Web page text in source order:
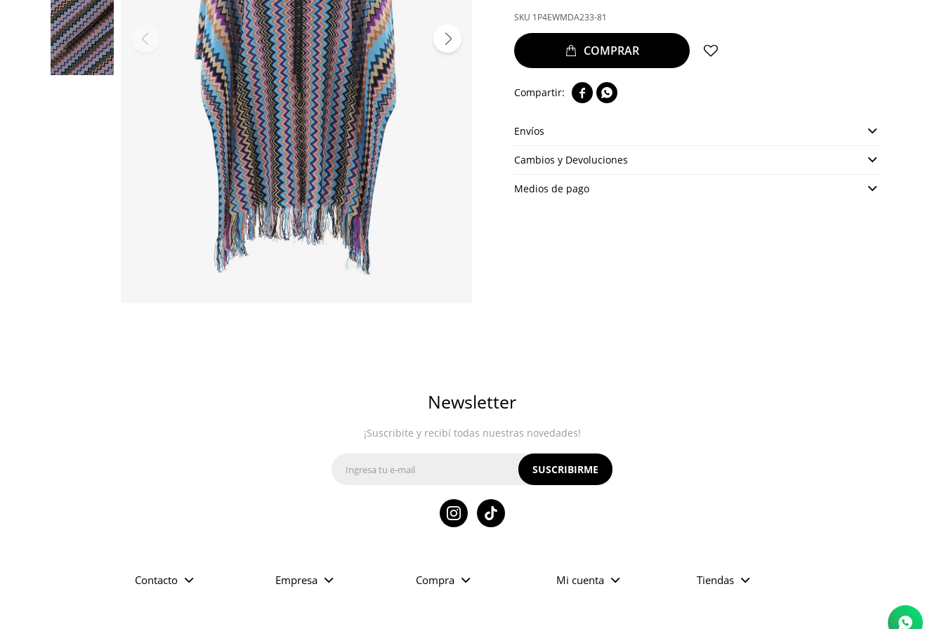
1P4EWMDA233-81
 
Envíos
Cambios y Devoluciones
Medios de pago
Contacto Empresa Compra Mi cuenta Tiendas
Newsletter
¡Suscribite y recibí todas nuestras novedades!
SUSCRIBIRME
